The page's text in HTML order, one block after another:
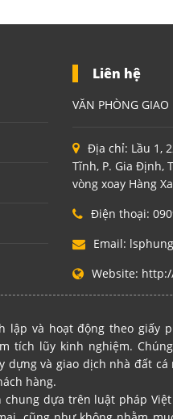
Liên hệ
VĂN PHÒNG GIAO
Địa chỉ: Lầu 1,
Tĩnh, P. Gia Định,
vòng xoay Hàng
Điện thoại:
Email:
Website:
và hoạt động theo giấy
tích lũy kinh nghiệm.
dựng và giao dịch nhà đất
hàng.
dựa trên luật pháp